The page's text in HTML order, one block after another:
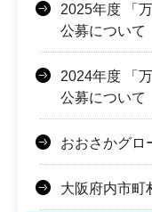
2025年度 「
公募について
2024年度 「
公募について
おおさかグロ
大阪府内市町